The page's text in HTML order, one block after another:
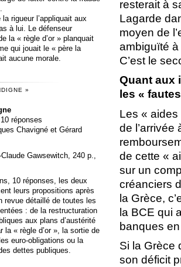
resterait à
Lagarde
moyen de
ambiguïté
C’est le
Quant aux
les «
Les «
de
de cette «
sur un
créanciers
la Grèce,
la BCE qui
banques
Si la Grèce
son déficit
rigueur l’appliquait aux
à lui. Le défenseur
la « règle d’or » planquait
qui jouait le « père la
aucune morale.
»
réponses
Chavigné et Gérard
Gawsewitch, 240 p.,
10 réponses, les deux
leurs propositions après
revue détaillé de toutes les
: de la restructuration
aux plans d’austérité
la « règle d’or », la sortie de
euro-obligations ou la
dettes publiques.